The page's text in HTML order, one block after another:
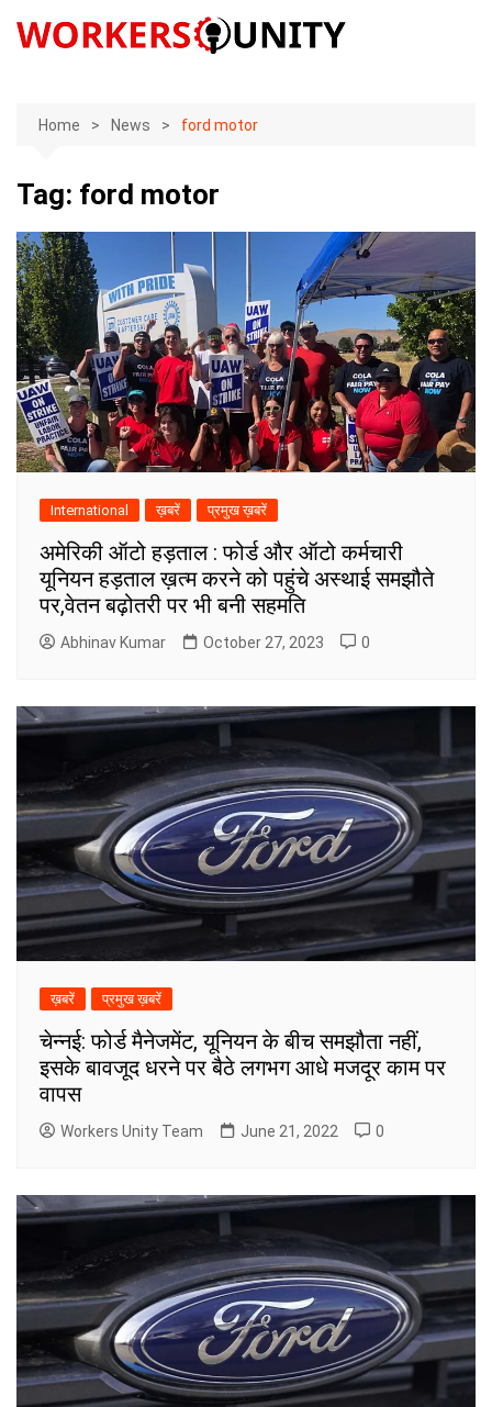
Home News ford motor
Tag: ford motor
International ख़बरें प्रमुख ख़बरें
अमेरिकी ऑटो हड़ताल : फोर्ड और ऑटो कर्मचारी
यूनियन हड़ताल ख़त्म करने को पहुंचे अस्थाई समझौते
पर,वेतन बढ़ोतरी पर भी बनी सहमति
Abhinav Kumar October 27, 2023 0
ख़बरें प्रमुख ख़बरें
चेन्नई: फोर्ड मैनेजमेंट, यूनियन के बीच समझौता नहीं,
इसके बावजूद धरने पर बैठे लगभग आधे मजदूर काम पर
वापस
Workers Unity Team June 21, 2022 0